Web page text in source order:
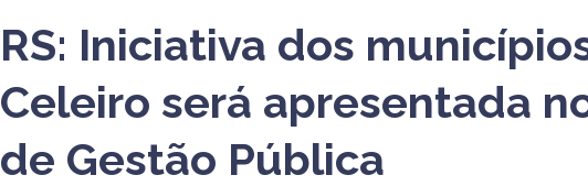
RS: Iniciativa dos
Celeiro será apresentada
de Gestão Pública